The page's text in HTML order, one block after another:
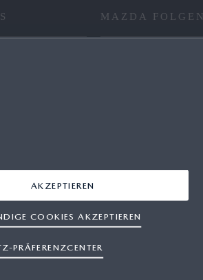
MAZDA FOLGEN
Datenschutz Cookies
PRÄFERENZCENTER
COOKIES AKZEPTIEREN
AKZEPTIEREN